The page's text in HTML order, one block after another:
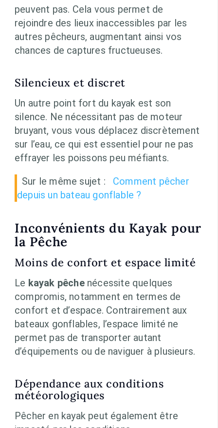
peuvent pas. Cela vous permet de
rejoindre des lieux inaccessibles par les
autres pêcheurs, augmentant ainsi vos
chances de captures fructueuses.
Silencieux et discret
Un autre point fort du kayak est son
silence. Ne nécessitant pas de moteur
bruyant, vous vous déplacez discrètement
sur l’eau, ce qui est essentiel pour ne pas
effrayer les poissons peu méfiants.
Sur le même sujet :
Comment pêcher
depuis un bateau gonflable ?
Inconvénients du Kayak pour
la Pêche
Moins de confort et espace limité
Le kayak pêchenécessite quelques
compromis, notamment en termes de
confort et d’espace. Contrairement aux
bateaux gonflables, l’espace limité ne
permet pas de transporter autant
d’équipements ou de naviguer à plusieurs.
Dépendance aux conditions
météorologiques
Pêcher en kayak peut également être